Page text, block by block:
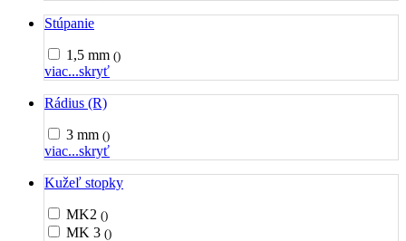
Stúpanie
1,5 mm ()
viac...skryť
Rádius (R)
3 mm ()
viac...skryť
Kužeľ stopky
MK2 ()
MK 3 ()